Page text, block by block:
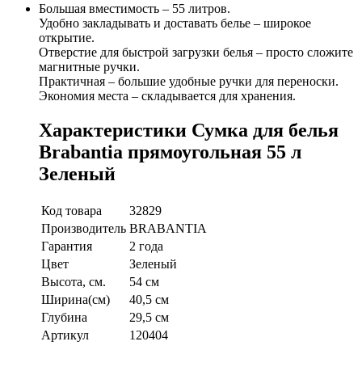
Большая вместимость – 55 литров.
Удобно закладывать и доставать белье – широкое
открытие.
Отверстие для быстрой загрузки белья – просто сложите
магнитные ручки.
Практичная – большие удобные ручки для переноски.
Экономия места – складывается для хранения.
Характеристики Сумка для белья
Brabantia прямоугольная 55 л
Зеленый
Код товара
32829
Производитель BRABANTIA
Гарантия
2 года
Цвет
Зеленый
Высота, см.
54 см
Ширина(см)
40,5 см
Глубина
29,5 см
Артикул
120404